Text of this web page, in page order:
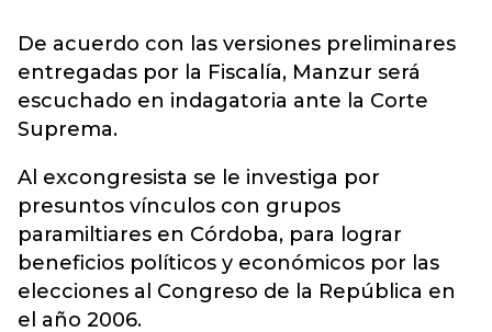
De acuerdo con las versiones preliminares
entregadas por la Fiscalía, Manzur será
escuchado en indagatoria ante la Corte
Suprema.
Al excongresista se le investiga por
presuntos vínculos con grupos
paramiltiares en Córdoba, para lograr
beneficios políticos y económicos por las
elecciones al Congreso de la República en
el año 2006.